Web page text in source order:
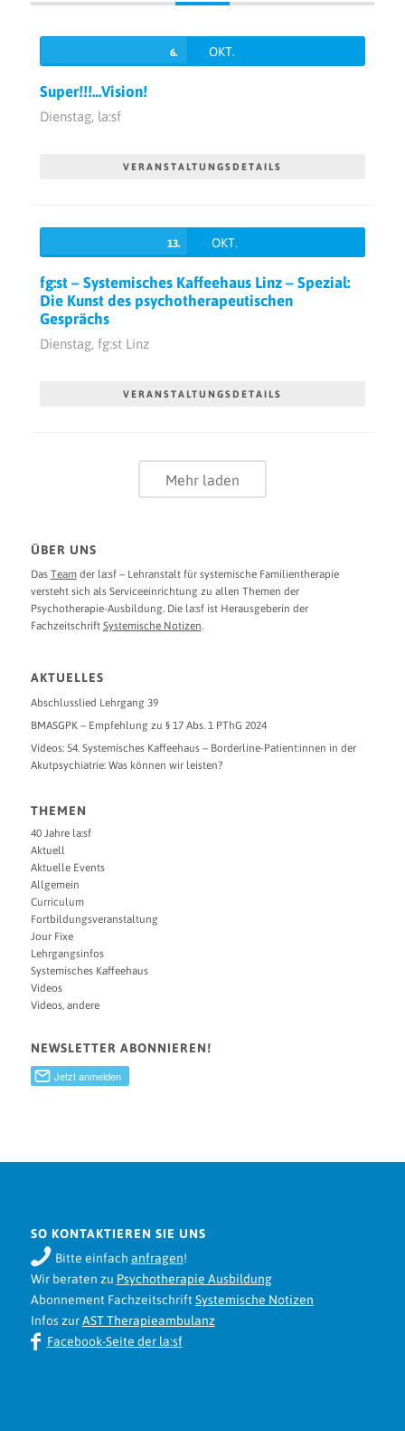
6. OKT.
Super!!!…Vision!
Dienstag, la:sf
VERANSTALTUNGSDETAILS
13. OKT.
fg:st – Systemisches Kaffeehaus Linz – Spezial:
Die Kunst des psychotherapeutischen
Gesprächs
Dienstag, fg:st Linz
VERANSTALTUNGSDETAILS
Mehr laden
ÜBER UNS
Das Teamder la:sf – Lehranstalt für systemische Familientherapie
versteht sich als Serviceeinrichtung zu allen Themen der
Psychotherapie-Ausbildung. Die la:sf ist Herausgeberin der
Fachzeitschrift Systemische Notizen.
AKTUELLES
Abschlusslied Lehrgang 39
BMASGPK – Empfehlung zu § 17 Abs. 1 PThG 2024
Videos: 54. Systemisches Kaffeehaus – Borderline-Patient:innen in der
Akutpsychiatrie: Was können wir leisten?
THEMEN
40 Jahre la:sf
Aktuell
Aktuelle Events
Allgemein
Curriculum
Fortbildungsveranstaltung
Jour Fixe
Lehrgangsinfos
Systemisches Kaffeehaus
Videos
Videos, andere
NEWSLETTER ABONNIEREN!
SO KONTAKTIEREN SIE UNS
Bitte einfach anfragen!
Wir beraten zu Psychotherapie Ausbildung
Abonnement FachzeitschriftSystemische Notizen
Infos zurAST Therapieambulanz
Facebook-Seite der la:sf